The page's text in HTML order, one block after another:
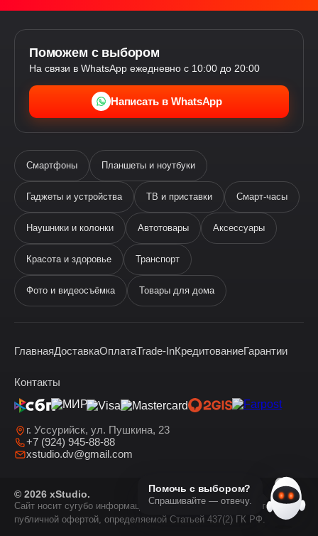
Поможем с выбором
На связи в WhatsApp ежедневно с 10:00 до 20:00
Написать в WhatsApp
Смартфоны Планшеты и ноутбуки
Гаджеты и устройства ТВ и приставки Смарт-часы
Наушники и колонки Автотовары Аксессуары
Красота и здоровье Транспорт
Фото и видеосъёмка Товары для дома
ГлавнаяДоставкаОплатаTrade-InКредитованиеГарантии
Контакты
г. Уссурийск, ул. Пушкина, 23
+7 (924) 945-88-88
xstudio.dv@gmail.com
© 2026 xStudio.
Сайт носит сугубо информационный характер и не является
публичной офертой, определяемой Статьей 437(2) ГК РФ.
Помочь с выбором?
Спрашивайте — отвечу.
виртуальный помощник